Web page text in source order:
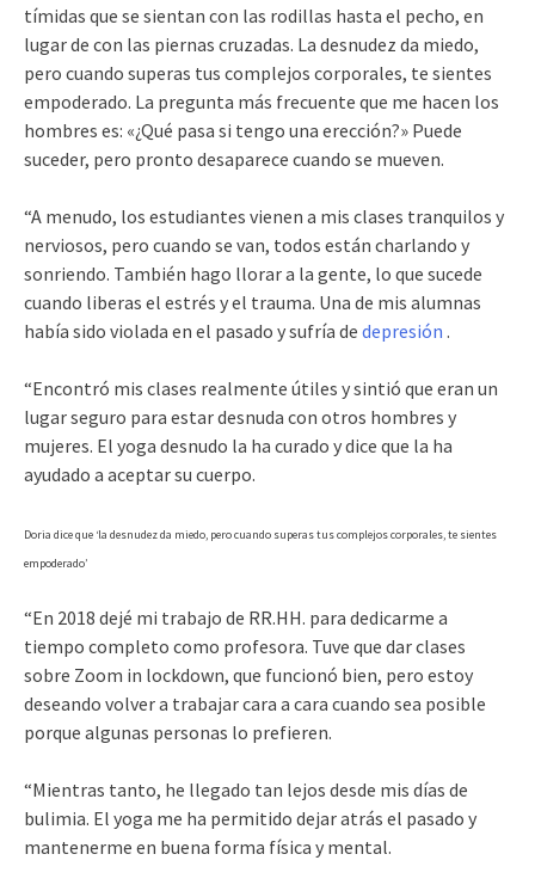
tímidas que se sientan con las rodillas hasta el pecho, en
lugar de con las piernas cruzadas. La desnudez da miedo,
pero cuando superas tus complejos corporales, te sientes
empoderado. La pregunta más frecuente que me hacen los
hombres es: «¿Qué pasa si tengo una erección?» Puede
suceder, pero pronto desaparece cuando se mueven.
“A menudo, los estudiantes vienen a mis clases tranquilos y
nerviosos, pero cuando se van, todos están charlando y
sonriendo. También hago llorar a la gente, lo que sucede
cuando liberas el estrés y el trauma. Una de mis alumnas
había sido violada en el pasado y sufría de depresión .
“Encontró mis clases realmente útiles y sintió que eran un
lugar seguro para estar desnuda con otros hombres y
mujeres. El yoga desnudo la ha curado y dice que la ha
ayudado a aceptar su cuerpo.
Doria dice que ‘la desnudez da miedo, pero cuando superas tus complejos corporales, te sientes
empoderado’
“En 2018 dejé mi trabajo de RR.HH. para dedicarme a
tiempo completo como profesora. Tuve que dar clases
sobre Zoom in lockdown, que funcionó bien, pero estoy
deseando volver a trabajar cara a cara cuando sea posible
porque algunas personas lo prefieren.
“Mientras tanto, he llegado tan lejos desde mis días de
bulimia. El yoga me ha permitido dejar atrás el pasado y
mantenerme en buena forma física y mental.